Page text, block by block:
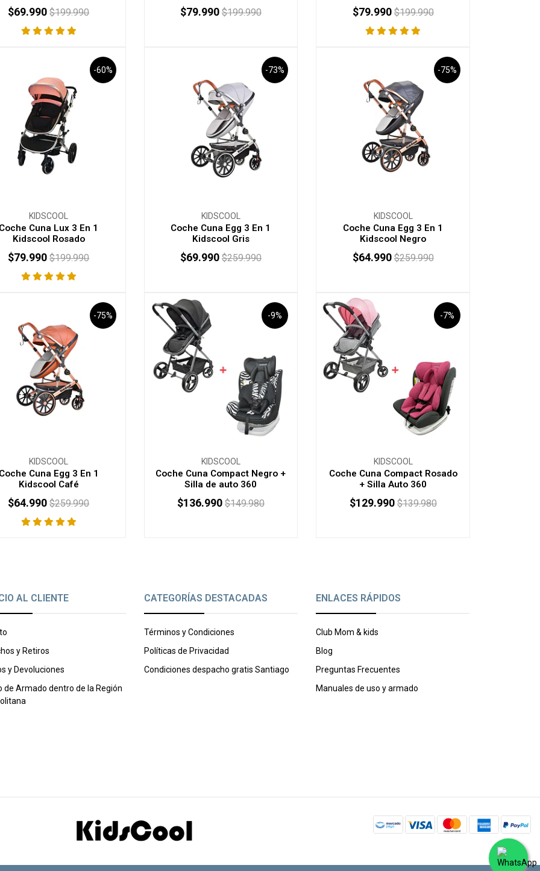
+
$69.990 $199.990 +
$79.990 $199.990 +
$79.990 $199.990
-60%
KIDSCOOL
Cuna Lux 3 En 1
Kidscool Rosado
+
$79.990 $199.990
-73%
KIDSCOOL
Coche Cuna Egg 3 En 1
Kidscool Gris
+
$69.990 $259.990
-75%
KIDSCOOL
Coche Cuna Egg 3 En 1
Kidscool Negro
+
$64.990 $259.990
-75%
KIDSCOOL
Cuna Egg 3 En 1
Kidscool Café
+
$64.990 $259.990
-9%
KIDSCOOL
Coche Cuna Compact Negro +
Silla de auto 360
+
$136.990 $149.980
-7%
KIDSCOOL
Coche Cuna Compact Rosado
+ Silla Auto 360
+
$129.990 $139.980
AL CLIENTE
y Retiros
y Devoluciones
de Armado dentro de la Región
CATEGORÍAS DESTACADAS
Términos y Condiciones
Políticas de Privacidad
Condiciones despacho gratis Santiago
ENLACES RÁPIDOS
Club Mom & kids
Blog
Preguntas Frecuentes
Manuales de uso y armado